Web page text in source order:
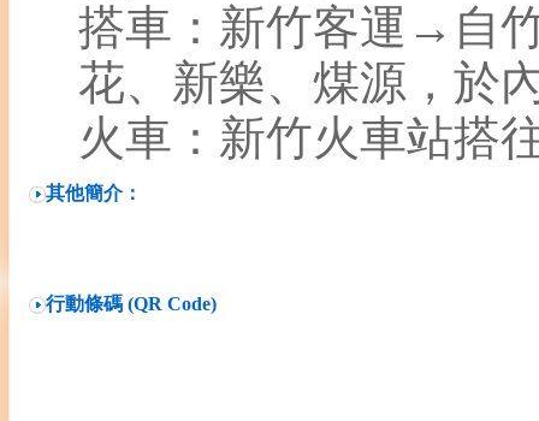
搭車：新竹客運→自
花、新樂、煤源，於
火車：新竹火車站搭
其他簡介：
行動條碼 (QR Code)